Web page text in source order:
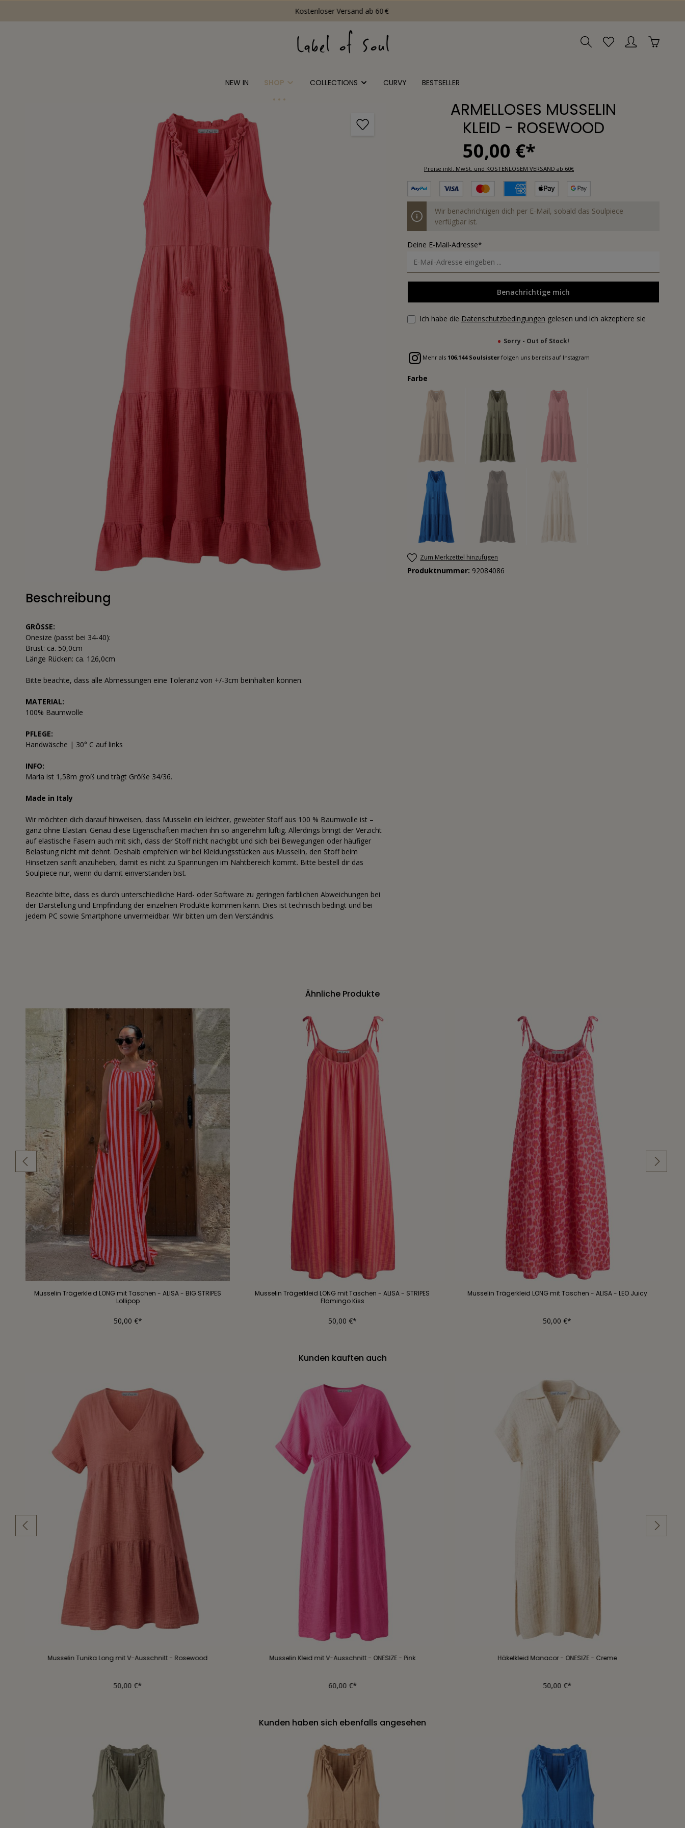
Kostenloser Versand ab 60 €
NEW IN SHOP COLLECTIONS CURVY BESTSELLER
ÄRMELLOSES MUSSELIN
KLEID - ROSEWOOD
50,00 €*
Preise inkl. MwSt. und KOSTENLOSEM VERSAND ab 60€
Wir benachrichtigen dich per E-Mail, sobald das Soulpiece
verfügbar ist.
Deine E-Mail-Adresse*
Benachrichtige mich
Ich habe die Datenschutzbedingungen gelesen und ich akzeptiere sie
Sorry - Out of Stock!
Mehr als 106.144 Soulsisterfolgen uns bereits auf Instagram
Farbe
Zum Merkzettel hinzufügen
Produktnummer: 92084086
Beschreibung
GRÖSSE:
Onesize (passt bei 34-40):
Brust: ca. 50,0cm
Länge Rücken: ca. 126,0cm
Bitte beachte, dass alle Abmessungen eine Toleranz von +/-3cm beinhalten können.
MATERIAL:
100% Baumwolle
PFLEGE:
Handwäsche | 30° C auf links
INFO:
Maria ist 1,58m groß und trägt Größe 34/36.
Made in Italy
Wir möchten dich darauf hinweisen, dass Musselin ein leichter, gewebter Stoff aus 100 % Baumwolle ist –
ganz ohne Elastan. Genau diese Eigenschaften machen ihn so angenehm luftig. Allerdings bringt der Verzicht
auf elastische Fasern auch mit sich, dass der Stoff nicht nachgibt und sich bei Bewegungen oder häufiger
Belastung nicht mit dehnt. Deshalb empfehlen wir bei Kleidungsstücken aus Musselin, den Stoff beim
Hinsetzen sanft anzuheben, damit es nicht zu Spannungen im Nahtbereich kommt. Bitte bestell dir das
Soulpiece nur, wenn du damit einverstanden bist.
Beachte bitte, dass es durch unterschiedliche Hard- oder Software zu geringen farblichen Abweichungen bei
der Darstellung und Empfindung der einzelnen Produkte kommen kann. Dies ist technisch bedingt und bei
jedem PC sowie Smartphone unvermeidbar. Wir bitten um dein Verständnis.
Ähnliche Produkte
Musselin Trägerkleid LONG mit Taschen - ALISA - BIG STRIPES
Lollipop
50,00 €*
Musselin Trägerkleid LONG mit Taschen - ALISA - STRIPES
Flamingo Kiss
50,00 €*
Musselin Trägerkleid LONG mit Taschen - ALISA - LEO Juicy
50,00 €*
Kunden kauften auch
Musselin Tunika Long mit V-Ausschnitt - Rosewood
50,00 €*
Musselin Kleid mit V-Ausschnitt - ONESIZE - Pink
60,00 €*
Häkelkleid Manacor - ONESIZE - Creme
50,00 €*
Kunden haben sich ebenfalls angesehen